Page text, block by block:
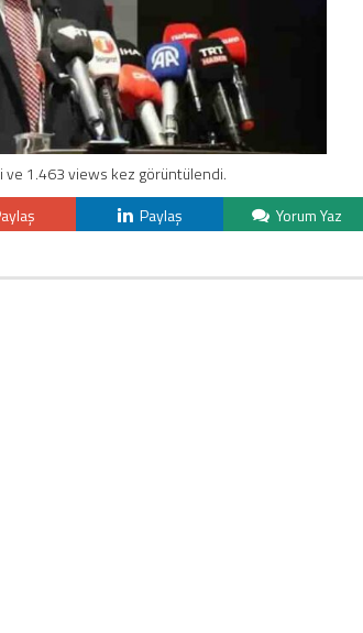
1.463 views kez görüntülendi.
Paylaş Yorum Yaz